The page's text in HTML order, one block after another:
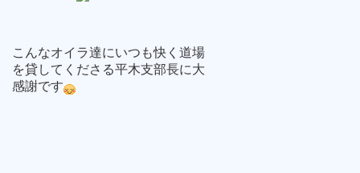
こんなオイラ達にいつも快く道場
を貸してくださる平木支部長に大
感謝です